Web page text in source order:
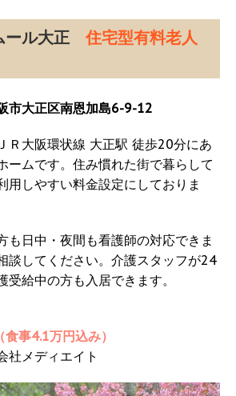
ル大正 住宅型有料老人
市大正区南恩加島6-9-12
Ｒ大阪環状線 大正駅 徒歩20分にあ
ームです。住み慣れた街で暮らして
用しやすい料金設定にしておりま
も日中・夜間も看護師の対応できま
談してください。介護スタッフが24
受給中の方も入居できます。
（食事4.1万円込み）
社メディエイト